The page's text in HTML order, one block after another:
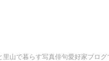
山で暮らす写真俳句愛好家ブロ